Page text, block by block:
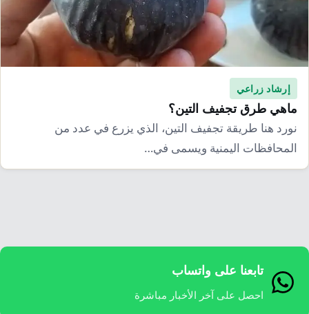
قضايا
معيشة
قصة
انفوجرافيك
قصص رقمية
تقارير صور
فيديو
إرشاد زراعي
ماهي طرق تجفيف التين؟
نورد هنا طريقة تجفيف التين، الذي يزرع في عدد من
المحافظات اليمنية ويسمى في…
تابعنا على واتساب
احصل على آخر الأخبار مباشرة